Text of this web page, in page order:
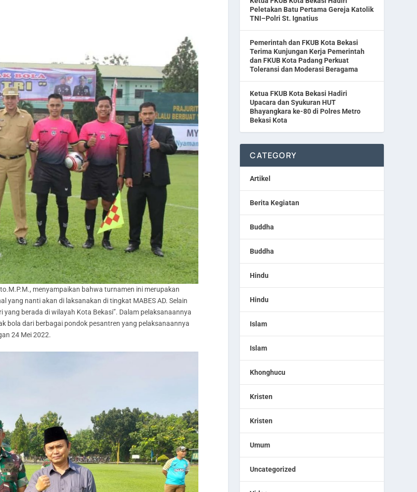
menyampaikan bahwa turnamen ini merupakan
nanti akan di laksanakan di tingkat MABES AD. Selain
berada di wilayah Kota Bekasi”. Dalam pelaksanaannya
bola dari berbagai pondok pesantren yang pelaksanaannya
24 Mei 2022.
Peletakan Batu Pertama Gereja Katolik
TNI–Polri St. Ignatius
Pemerintah dan FKUB Kota Bekasi
Terima Kunjungan Kerja Pemerintah
dan FKUB Kota Padang Perkuat
Toleransi dan Moderasi Beragama
Ketua FKUB Kota Bekasi Hadiri
Upacara dan Syukuran HUT
Bhayangkara ke-80 di Polres Metro
Bekasi Kota
CATEGORY
Artikel
Berita Kegiatan
Buddha
Buddha
Hindu
Hindu
Islam
Islam
Khonghucu
Kristen
Kristen
Umum
Uncategorized